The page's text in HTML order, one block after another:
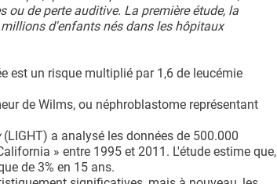
ou de perte auditive. La première étude, la
d'enfants nés dans les hôpitaux
est un risque multiplié par 1,6 de leucémie
de Wilms, ou néphroblastome représentant
(LIGHT) a analysé les données de 500.000
» entre 1995 et 2011. L'étude estime que,
de 3% en 15 ans.